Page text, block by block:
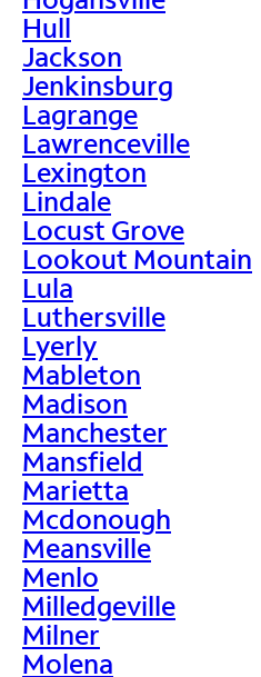
Hull
Jackson
Jenkinsburg
Lagrange
Lawrenceville
Lexington
Lindale
Locust Grove
Lookout Mountain
Lula
Luthersville
Lyerly
Mableton
Madison
Manchester
Mansfield
Marietta
Mcdonough
Meansville
Menlo
Milledgeville
Milner
Molena